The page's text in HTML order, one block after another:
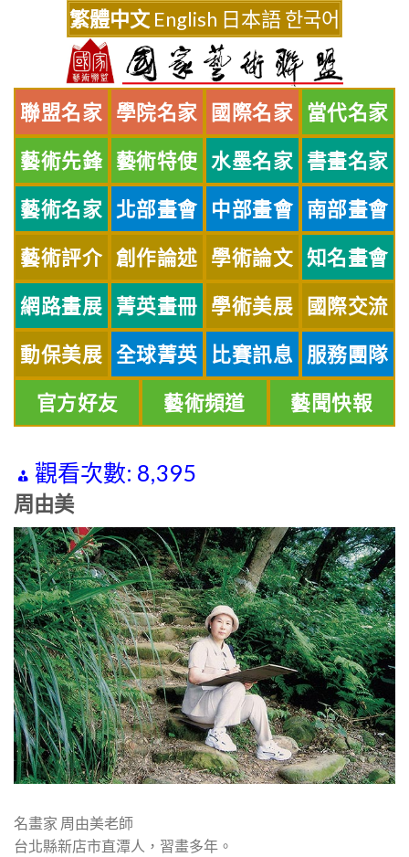
繁體中文 English 日本語한국어
聯盟名家 學院名家 國際名家 當代名家
藝術先鋒 藝術特使 水墨名家 書畫名家
藝術名家 北部畫會 中部畫會 南部畫會
藝術評介 創作論述 學術論文 知名畫會
網路畫展 菁英畫冊 學術美展 國際交流
動保美展 全球菁英 比賽訊息 服務團隊
官方好友 藝術頻道 藝聞快報
觀看次數: 8,395
周由美
名畫家 周由美老師
台北縣新店市直潭人，習畫多年。